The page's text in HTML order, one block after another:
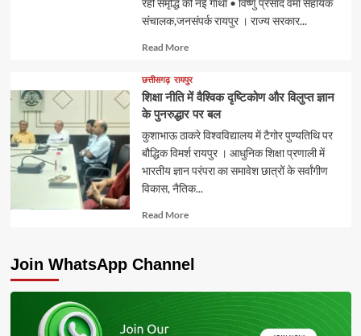
रही समृद्धि की नई गाथा • विष्णु प्रसाद वर्मा सहायक
संचालक,जनसंपर्क रायपुर । राज्य सरकार...
Read MoreRead
about
छत्तीसगढ़ रायपुर
शिक्षा नीति में वैश्विक दृष्टिकोण और विलुप्त ज्ञान
के पुनरुद्धार पर बल
कुशाभाऊ ठाकरे विश्वविद्यालय में टैगोर पुण्यतिथि पर
बौद्धिक विमर्श रायपुर । आधुनिक शिक्षा प्रणाली में
भारतीय ज्ञान परंपरा का समावेश छात्रों के सर्वांगीण
विकास, नैतिक...
Read MoreRead
Join WhatsApp Channel